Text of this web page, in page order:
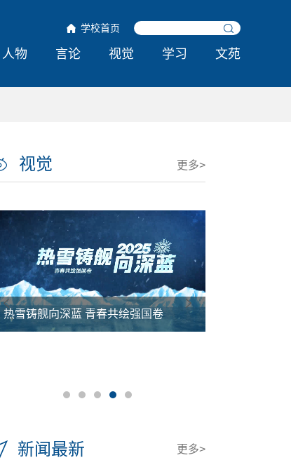
学校首页
人物 言论 视觉 学习 文苑
视觉 更多>
哈工程举行第十六届合唱与重唱比赛
新闻最新 更多>